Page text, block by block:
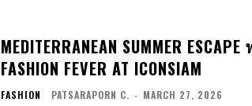
MEDITERRANEAN SUMMER
FASHION FEVER AT ICONSIAM
FASHION PATSARAPORN C. - MARCH 27, 2026